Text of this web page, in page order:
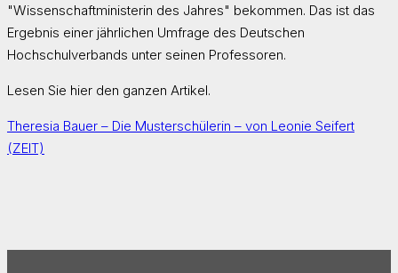
"Wissenschaftministerin des Jahres" bekommen. Das ist das
Ergebnis einer jährlichen Umfrage des Deutschen
Hochschulverbands unter seinen Professoren.
Lesen Sie hier den ganzen Artikel.
Theresia Bauer – Die Musterschülerin – von Leonie Seifert
(ZEIT)